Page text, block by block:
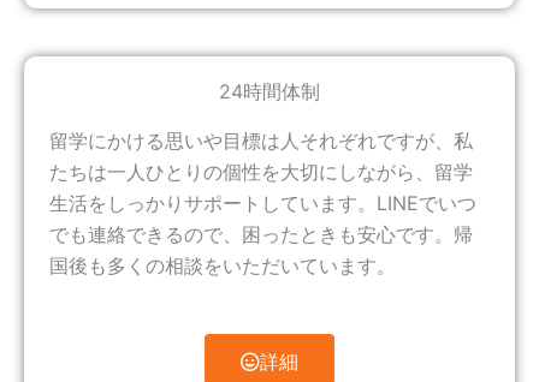
24時間体制
留学にかける思いや目標は人それぞれですが、私
たちは一人ひとりの個性を大切にしながら、留学
生活をしっかりサポートしています。LINEでいつ
でも連絡できるので、困ったときも安心です。帰
国後も多くの相談をいただいています。
詳細